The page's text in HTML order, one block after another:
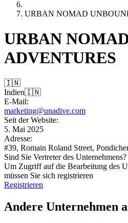
URBAN NOMAD
URBAN
ADVENTURES
🇮🇳
Indien🇮🇳
E-Mail:
marketing@unadive.com
Seit der Website:
5. Mai 2025
Adresse:
#39, Romain Roland Street,
Sind Sie Vertreter des Unternehmens?
Um Zugriff auf die Bearbeitung des
müssen Sie sich registrieren
Registrieren
Andere Unternehmen